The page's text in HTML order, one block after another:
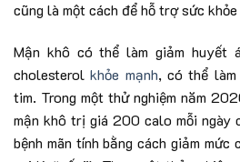
cũng là một cách để hỗ trợ sức khỏe
Mận khô có thể làm giảm huyết
cholesterolkhỏe mạnh, có thể làm
tim. Trong một thử nghiệm năm
mận khô trị giá 200 calo mỗi ngày
bệnh mãn tính bằng cách giảm